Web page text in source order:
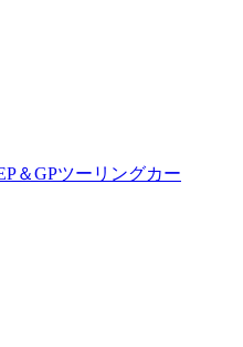
＆GPツーリングカー